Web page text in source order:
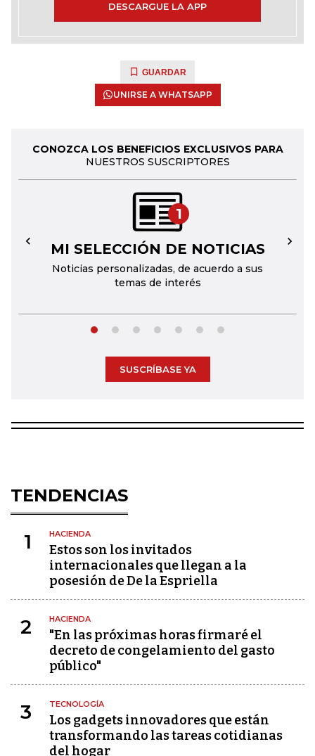
DESCARGUE LA APP
GUARDAR
UNIRSE A WHATSAPP
CONOZCA LOS BENEFICIOS EXCLUSIVOS PARA
NUESTROS SUSCRIPTORES
1
MI SELECCIÓN DE NOTICIAS
Noticias personalizadas, de acuerdo a sus
temas de interés
← →
SUSCRÍBASE YA
TENDENCIAS
1 HACIENDA
Estos son los invitados
internacionales que llegan a la
posesión de De la Espriella
2 HACIENDA
"En las próximas horas firmaré el
decreto de congelamiento del gasto
público"
3 TECNOLOGÍA
Los gadgets innovadores que están
transformando las tareas cotidianas
del hogar